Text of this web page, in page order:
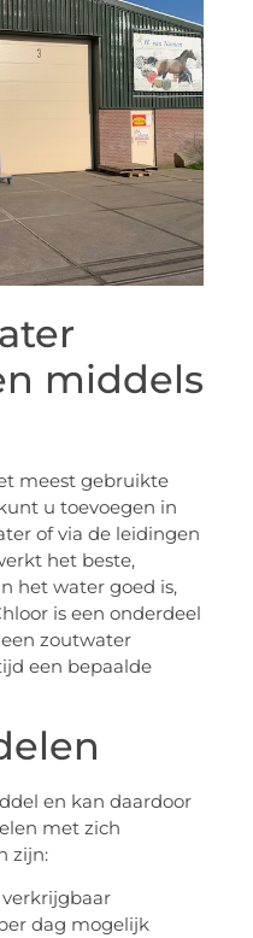
middels
meest gebruikte
u toevoegen in
of via de leidingen
het beste,
het water goed is,
is een onderdeel
zoutwater
een bepaalde
en kan daardoor
met zich
zijn:
dag mogelijk